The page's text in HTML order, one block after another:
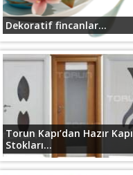
Dekoratif fincanlar...
Torun Kapı’dan Hazır Kapı
Stokları...